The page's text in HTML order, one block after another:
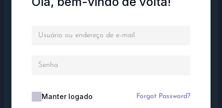
Manter logado Forgot Password?